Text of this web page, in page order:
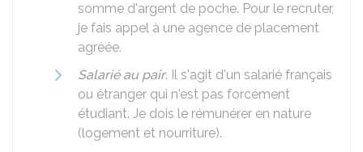
somme d'argent de poche. Pour le recruter,
je fais appel à une agence de placement
agréée.
Salarié au pair. Il s'agit d'un salarié français
ou étranger qui n'est pas forcément
étudiant. Je dois le rémunérer en nature
(logement et nourriture).